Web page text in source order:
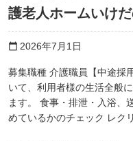
護老人ホームいけだ
calendar_today 2026年7月1日
募集職種 介護職員【中途
いて、利用者様の生活全般
ます。 食事・排泄・入浴、
めているかのチェック レク